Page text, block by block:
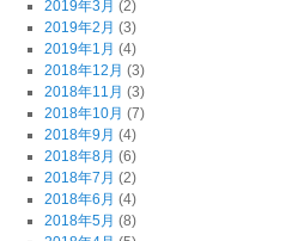
2019年3月 (2)
2019年2月 (3)
2019年1月 (4)
2018年12月 (3)
2018年11月 (3)
2018年10月 (7)
2018年9月 (4)
2018年8月 (6)
2018年7月 (2)
2018年6月 (4)
2018年5月 (8)